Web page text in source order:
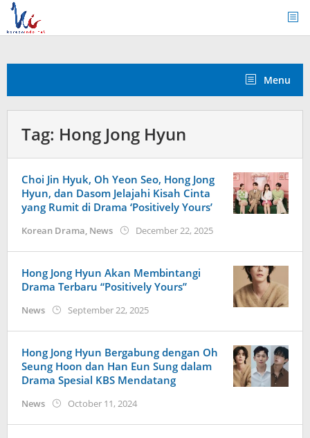
Skip
content
Menu
Tag: Hong Jong Hyun
Choi Jin Hyuk, Oh Yeon Seo, Hong Jong
Hyun, dan Dasom Jelajahi Kisah Cinta
yang Rumit di Drama ‘Positively Yours’
Korean Drama, News December 22, 2025by
Hong Jong Hyun Akan Membintangi
Drama Terbaru “Positively Yours”
News September 22, 2025by
Hong Jong Hyun Bergabung dengan Oh
Seung Hoon dan Han Eun Sung dalam
Drama Spesial KBS Mendatang
News October 11, 2024by